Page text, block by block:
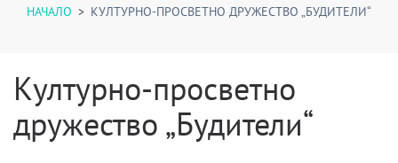
НАЧАЛО > КУЛТУРНО-ПРОСВЕТНО ДРУЖЕСТВО „БУДИТЕЛИ“
Културно-просветно
дружество „Будители“